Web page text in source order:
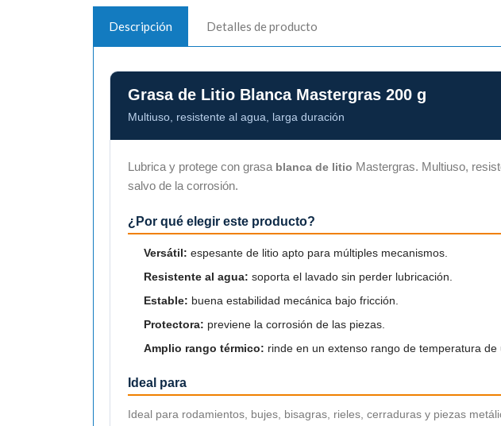
Descripción Detalles de producto
Grasa de Litio Blanca Mastergras 200 g
Multiuso, resistente al agua, larga duración
Lubrica y protege con grasa blanca de litio Mastergras. Multiuso,
salvo de la corrosión.
¿Por qué elegir este producto?
Versátil: espesante de litio apto para múltiples mecanismos.
Resistente al agua: soporta el lavado sin perder lubricación.
Estable: buena estabilidad mecánica bajo fricción.
Protectora: previene la corrosión de las piezas.
Amplio rango térmico: rinde en un extenso rango de temperatura de
Ideal para
Ideal para rodamientos, bujes, bisagras, rieles, cerraduras y piezas